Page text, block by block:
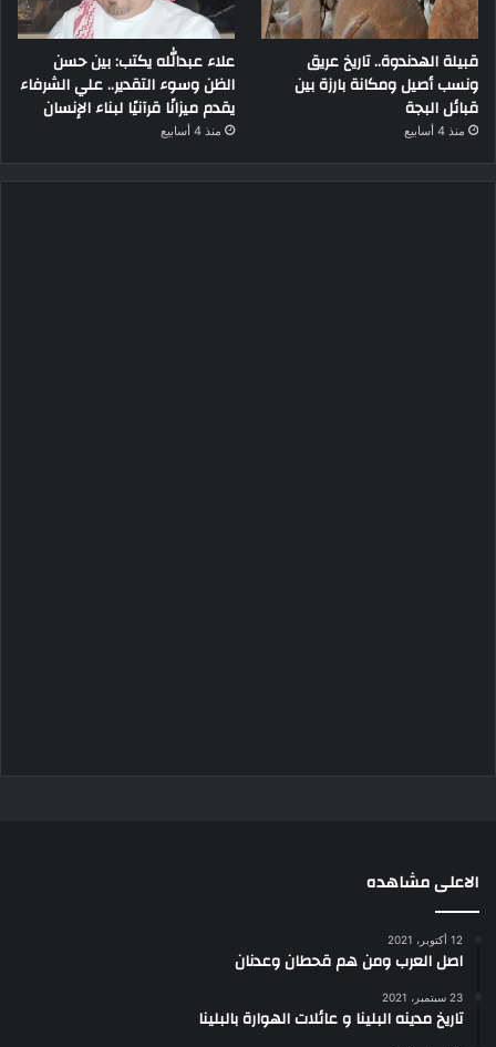
قبيلة الهدندوة.. تاريخ عريق
ونسب أصيل ومكانة بارزة بين
قبائل البجة
منذ 4 أسابيع
علاء عبدالله يكتب: بين حسن
الظن وسوء التقدير.. علي الشرفاء
يقدم ميزانًا قرآنيًا لبناء الإنسان
منذ 4 أسابيع
الاعلى مشاهده
12 أكتوبر، 2021
اصل العرب ومن هم قحطان وعدنان
23 سبتمبر، 2021
تاريخ مدينه البلينا و عائلات الهوارة بالبلينا